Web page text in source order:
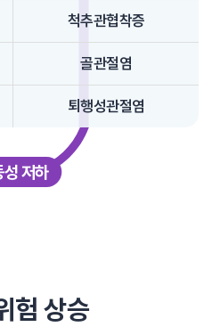
척추관협착증
골관절염
퇴행성관절염
성 저하
험 상승